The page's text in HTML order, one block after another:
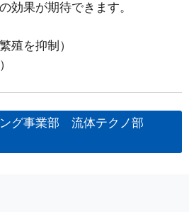
効果が期待できます。
殖を抑制）
ング事業部 流体テクノ部